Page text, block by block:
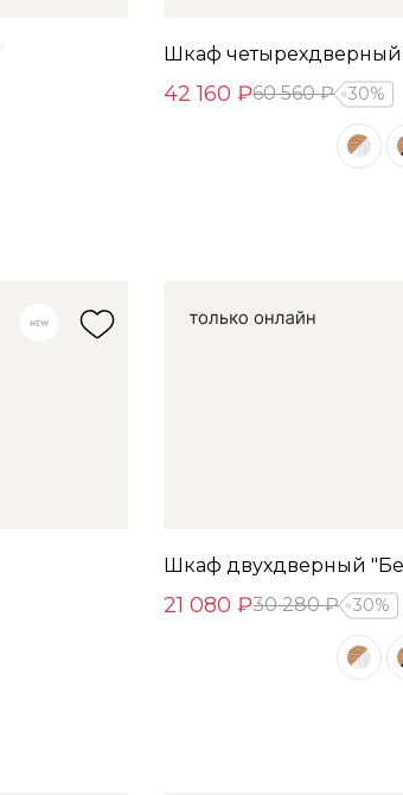
Шкаф четырехдверный
42 160 ₽60 560 ₽ 30%
Шкаф двухдверный
21 080 ₽30 280 ₽ 30%